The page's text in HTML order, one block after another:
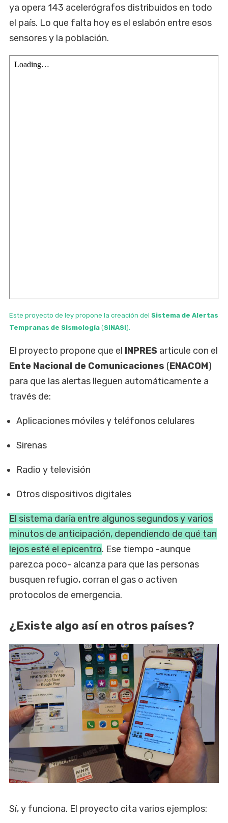
ya opera 143 acelerógrafos distribuidos en todo
el país. Lo que falta hoy es el eslabón entre esos
sensores y la población.
Este proyecto de ley propone la creación del Sistema de Alertas
Tempranas de Sismología (SiNASi).
El proyecto propone que el INPRES articule con el
Ente Nacional de Comunicaciones (ENACOM)
para que las alertas lleguen automáticamente a
través de:
Aplicaciones móviles y teléfonos celulares
Sirenas
Radio y televisión
Otros dispositivos digitales
El sistema daría entre algunos segundos y varios
minutos de anticipación, dependiendo de qué tan
lejos esté el epicentro. Ese tiempo -aunque
parezca poco- alcanza para que las personas
busquen refugio, corran el gas o activen
protocolos de emergencia.
¿Existe algo así en otros países?
Sí, y funciona. El proyecto cita varios ejemplos: